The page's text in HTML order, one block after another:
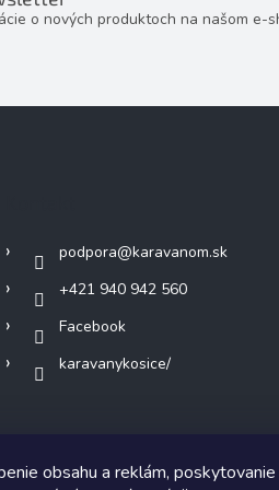
obsahu a reklám, poskytovanie
o nových produktoch na našom e-
podpora@karavanom.sk
+421 940 942 560
Facebook
karavanykosice/